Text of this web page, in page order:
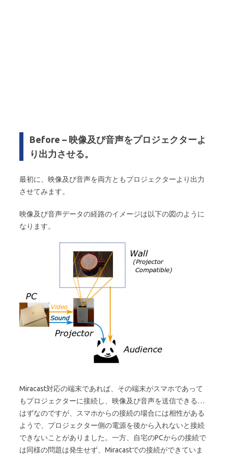
Before – 映像及び音声をプロジェクターよ
り出力させる。
最初に、映像及び音声を両方ともプロジェクターより出力
させてみます。
映像及び音声データの経路のイメージは以下の図のように
なります。
Miracast対応の端末であれば、その端末がスマホであって
もプロジェクターに接続し、映像及び音声を送信できる…
はずなのですが、スマホからの接続の場合には相性がある
ようで、プロジェクター側の電源を後から入れないと接続
できないことがありました。一方、自宅のPCからの接続で
は同様の問題は発生せず、Miracastでの接続ができていま